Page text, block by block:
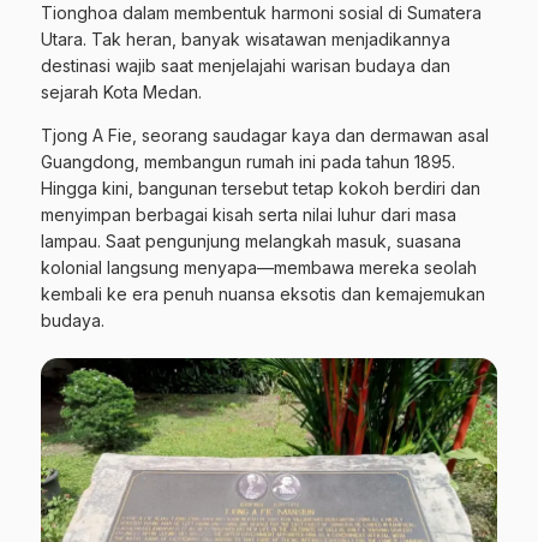
Tionghoa dalam membentuk harmoni sosial di Sumatera
Utara. Tak heran, banyak wisatawan menjadikannya
destinasi wajib saat menjelajahi warisan budaya dan
sejarah Kota Medan.
Tjong A Fie, seorang saudagar kaya dan dermawan asal
Guangdong, membangun rumah ini pada tahun 1895.
Hingga kini, bangunan tersebut tetap kokoh berdiri dan
menyimpan berbagai kisah serta nilai luhur dari masa
lampau. Saat pengunjung melangkah masuk, suasana
kolonial langsung menyapa—membawa mereka seolah
kembali ke era penuh nuansa eksotis dan kemajemukan
budaya.